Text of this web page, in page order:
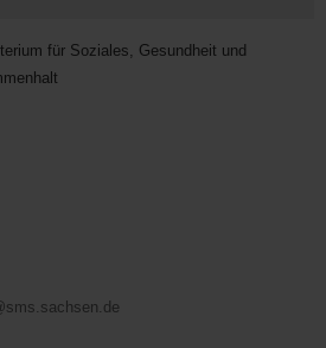
für Soziales, Gesundheit und